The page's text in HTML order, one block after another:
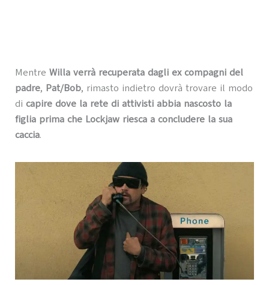
Mentre Willa verrà recuperata dagli ex compagni del
padre, Pat/Bob, rimasto indietro dovrà trovare il modo
di capire dove la rete di attivisti abbia nascosto la
figlia prima che Lockjaw riesca a concludere la sua
caccia.